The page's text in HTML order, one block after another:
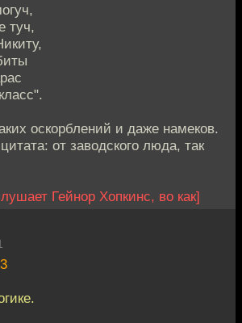
туч,
оскорблений и даже намеков.
от заводского люда, так
Гейнор Хопкинс, во как]